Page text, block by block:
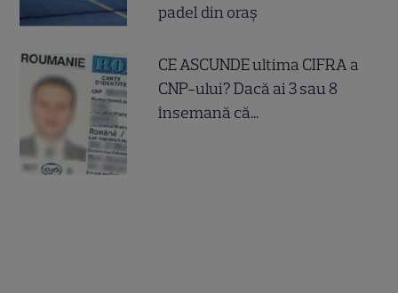
padel din oraș
CE ASCUNDE ultima CIFRA a
CNP-ului? Dacă ai 3 sau 8
însemană că...